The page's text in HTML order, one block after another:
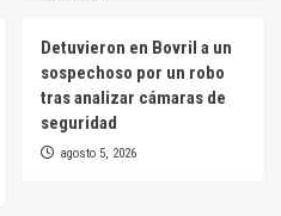
Detuvieron en Bovril a un
sospechoso por un robo
tras analizar cámaras de
seguridad
agosto 5, 2026